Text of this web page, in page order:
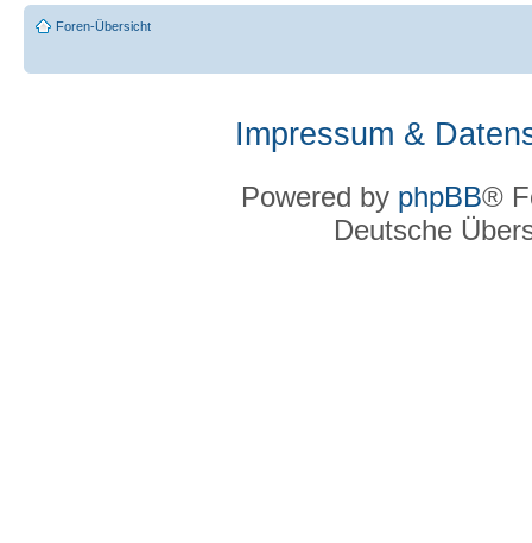
Foren-Übersicht
Impressum &
Powered by phpBB®
Deutsche